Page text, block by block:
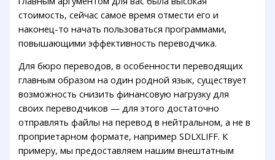
стоимость, сейчас самое время отмести его и
наконец-то начать пользоваться программами,
повышающими эффективность переводчика.
Для бюро переводов, в особенности переводящих
главным образом на один родной язык, существует
возможность снизить финансовую нагрузку для
своих переводчиков — для этого достаточно
отправлять файлы на перевод в нейтральном, а не в
проприетарном формате, например SDLXLIFF. К
примеру, мы предоставляем нашим внештатным